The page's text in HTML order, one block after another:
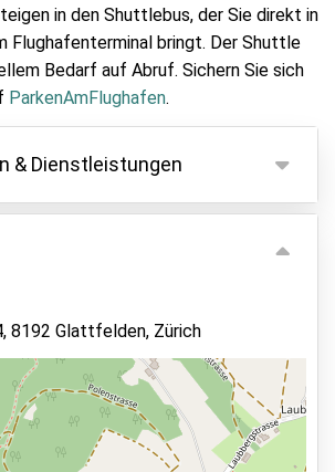
in den Shuttlebus, der Sie direkt in
Flughafenterminal bringt. Der Shuttle
Bedarf auf Abruf. Sichern Sie sich
ParkenAmFlughafen.
Eigenschaften & Dienstleistungen
behalten
Pflaster
Parken
8192 Glattfelden, Zürich
Karte